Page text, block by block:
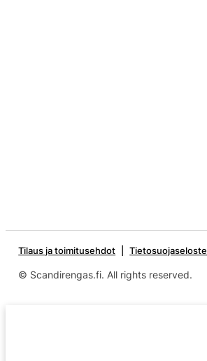
Tilaus ja toimitusehdot Tietosuojaseloste
© Scandirengas.fi. All rights reserved.